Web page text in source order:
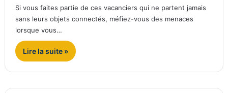
Si vous faites partie de ces vacanciers qui ne partent jamais
sans leurs objets connectés, méfiez-vous des menaces
lorsque vous…
Lire la suite »